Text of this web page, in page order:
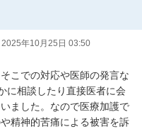
2025年10月25日 03:50
こでの対応や医師の発言な
に相談したり直接医者に会
ました。なので医療加護で
精神的苦痛による被害を訴